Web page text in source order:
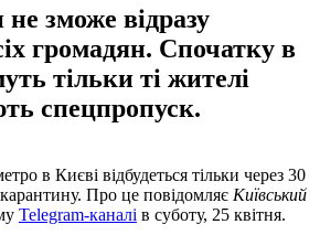
зможе відразу
громадян. Спочатку в
тільки ті жителі
спецпропуск.
в Києві відбудеться тільки через 30
карантину. Про це повідомляє Київський
Telegram-каналі в суботу, 25 квітня.